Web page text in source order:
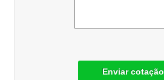
Enviar cotação